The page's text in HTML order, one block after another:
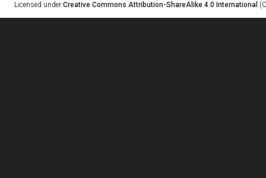
Licensed under Creative Commons Attribution-ShareAlike 4.0 International